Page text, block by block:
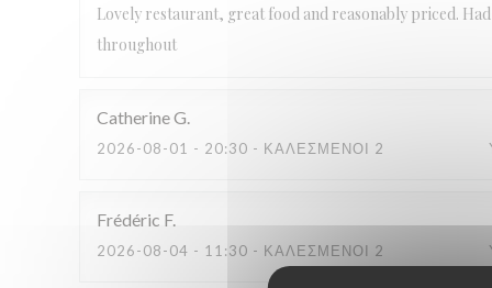
Lovely restaurant, great food and reasonably priced.
throughout
CatherineG
2026-08-01 - 20:30 - ΚΑΛΕΣΜΈΝΟΙ 2
Frédéric F
2026-08-04 - 11:30 - ΚΑΛΕΣΜΈΝΟΙ 2